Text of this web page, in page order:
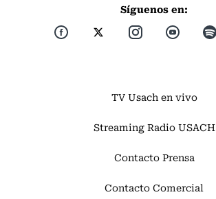
Síguenos en:
TV Usach en vivo
Streaming Radio USACH
Contacto Prensa
Contacto Comercial